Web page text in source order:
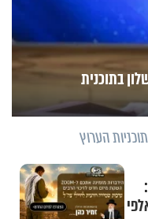
בתוכנית
תוכניות הערוץ